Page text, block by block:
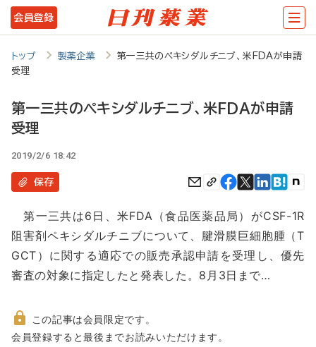
メ
イ
ン
テ
ツ
に
動
会員登録
トップ 製薬企業
第一三共のペキシダルチニブ、米FDAが申請
受理
第一三共のペキシダルチニブ、米FDAが申請
受理
2019/2/6 18:42
保存
第一三共は6日、米FDA（食品医薬品局）がCSF-1R
阻害剤ペキシダルチニブについて、腱滑膜巨細胞腫（T
GCT）に関する適応での販売承認申請を受理し、優先
審査の対象に指定したと発表した。8月3日まで…
非
この記事は会員限定です。
会員登録すると最後までお読みいただけます。